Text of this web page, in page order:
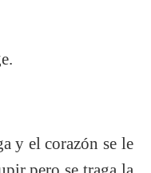
y el corazón se le